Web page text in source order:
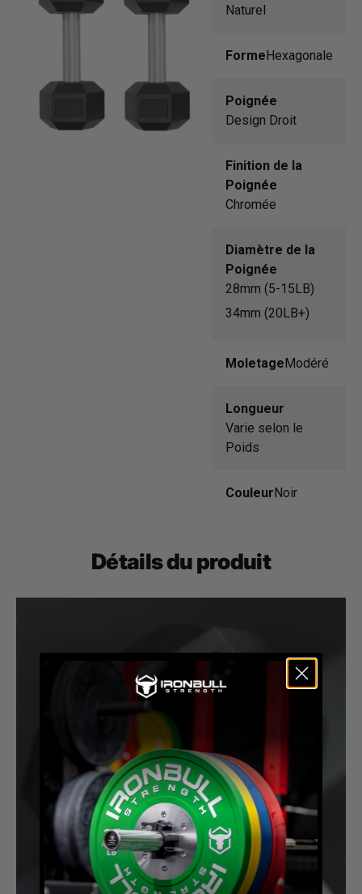
Naturel
Forme Hexagonale
Poignée
Design Droit
Finition de la
Poignée
Chromée
Diamètre de la
Poignée
28mm (5-15LB)
34mm (20LB+)
Moletage Modéré
Longueur
Varie selon le
Poids
Couleur Noir
Détails du produit